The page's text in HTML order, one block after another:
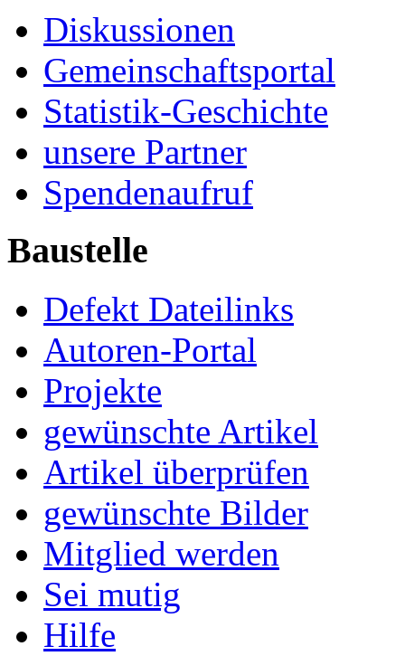
Diskussionen
Gemeinschaftsportal
Statistik-Geschichte
unsere Partner
Spendenaufruf
Baustelle
Defekt Dateilinks
Autoren-Portal
Projekte
gewünschte Artikel
Artikel überprüfen
gewünschte Bilder
Mitglied werden
Sei mutig
Hilfe